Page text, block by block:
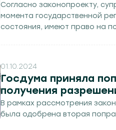
Согласно законопроекту,
момента государственной
состояния, имеют право на
01.10.2024
Госдума приняла
получения
В рамках рассмотрения
была одобрена вторая